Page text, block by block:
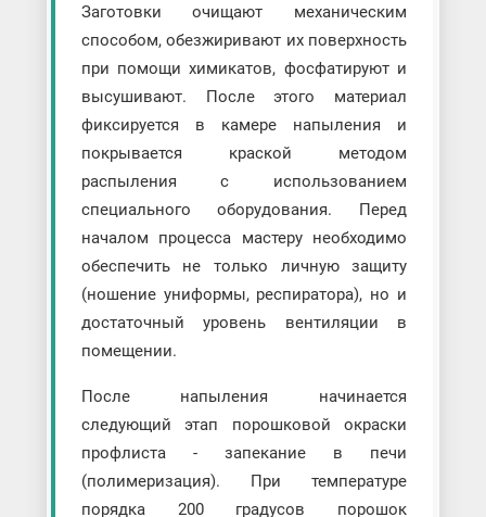
Заготовки очищают механическим
способом, обезжиривают их поверхность
при помощи химикатов, фосфатируют и
высушивают. После этого материал
фиксируется в камере напыления и
покрывается краской методом
распыления с использованием
специального оборудования. Перед
началом процесса мастеру необходимо
обеспечить не только личную защиту
(ношение униформы, респиратора), но и
достаточный уровень вентиляции в
помещении.
После напыления начинается
следующий этап порошковой окраски
профлиста - запекание в печи
(полимеризация). При температуре
порядка 200 градусов порошок